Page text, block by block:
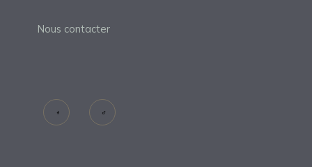
Nous contacter